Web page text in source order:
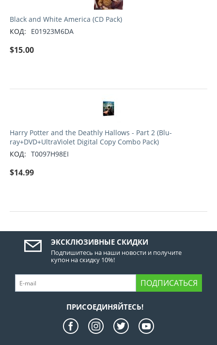
Black and White America (CD Pack)
КОД:
E01923M6DA
$15.00
Harry Potter and the Deathly Hallows - Part 2 (Blu-
ray+DVD+UltraViolet Digital Copy Combo Pack)
КОД: T0097H98EI
$14.99
ЭКСКЛЮЗИВНЫЕ СКИДКИ
Подпишитесь на наши новости и получите
купон на скидку 10%!
ПОДПИСАТЬСЯ
ПРИСОЕДИНЯЙТЕСЬ!